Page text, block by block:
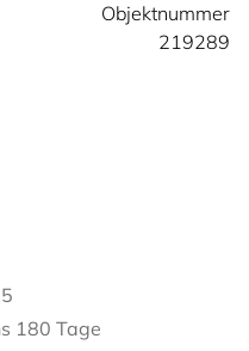
Objektnummer
219289
180 Tage